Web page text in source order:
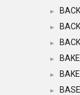
►
►
►
►
►
►